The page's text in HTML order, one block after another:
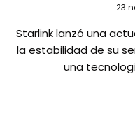
23
Starlink lanzó una
la estabilidad de su
una